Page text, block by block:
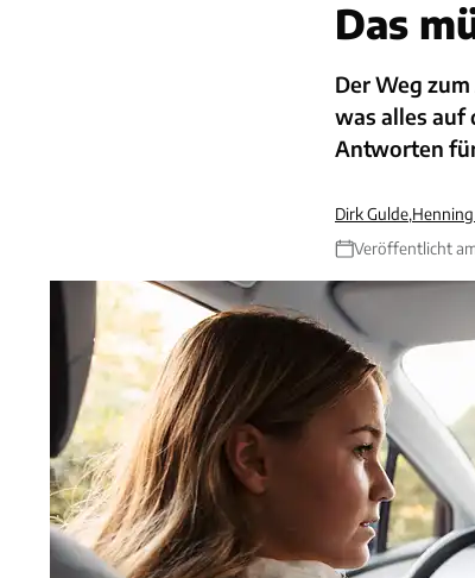
Das
Der Weg
was alles auf
Antworten
Dirk Gulde,
Veröffentlicht